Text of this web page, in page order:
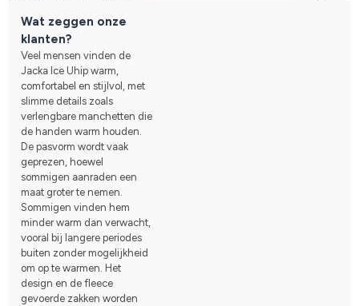
Wat zeggen onze
klanten?
Veel mensen vinden de
Jacka Ice Uhip warm,
comfortabel en stijlvol, met
slimme details zoals
verlengbare manchetten die
de handen warm houden.
De pasvorm wordt vaak
geprezen, hoewel
sommigen aanraden een
maat groter te nemen.
Sommigen vinden hem
minder warm dan verwacht,
vooral bij langere periodes
buiten zonder mogelijkheid
om op te warmen. Het
design en de fleece
gevoerde zakken worden